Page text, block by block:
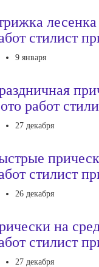
стилист
9 января
работ
27 декабря
стилист
26 декабря
на
стилист
27 декабря